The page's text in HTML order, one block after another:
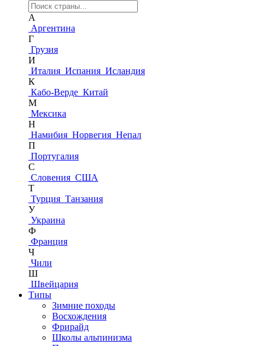
А
Аргентина
Г
Грузия
И
Италия Испания Исландия
К
Кабо-Верде Китай
М
Мексика
Н
Намибия Норвегия Непал
П
Португалия
С
Словения США
Т
Турция Танзания
У
Украина
Ф
Франция
Ч
Чили
Ш
Швейцария
Типы
Зимние походы
Восхождения
Фрирайд
Школы альпинизма